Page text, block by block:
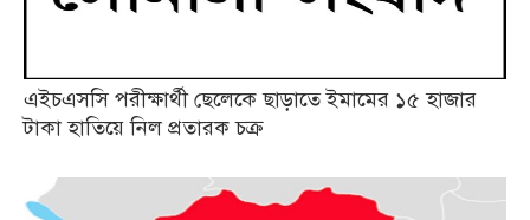
এইচএসসি পরীক্ষার্থী ছেলেকে ছাড়াতে ইমামের ১৫ হাজার
টাকা হাতিয়ে নিল প্রতারক চক্র